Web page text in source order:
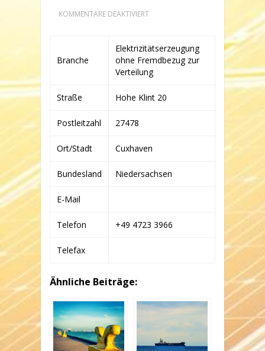
KOMMENTARE DEAKTIVIERTFÜR
GMBH
&
CO.
KG
Branche
Elektrizitätserzeugung
ohne Fremdbezug zur
Verteilung
Straße Hohe Klint 20
Postleitzahl 27478
Ort/Stadt Cuxhaven
Bundesland Niedersachsen
E-Mail
Telefon +49 4723 3966
Telefax
Ähnliche Beiträge: